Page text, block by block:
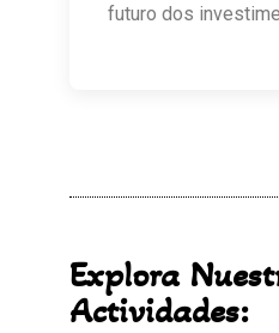
futuro dos
Explora
Actividades: